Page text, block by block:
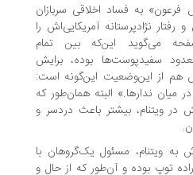
به فساد اخلاقی سربازان
آمریکایی‌اش را
این‌که بین تمام
بوده، برایش
این‌گونه است:
البته همان‌طور که
بیشتر باعث دردسر و
مسئول یک‌گروهان با
نیرو و ۶ اراده توپ بوده و آن‌طور که از حال و